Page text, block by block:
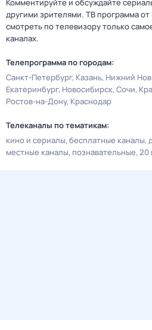
Комментируйте и обсуждайте
другими зрителями. ТВ программа
смотреть по телевизору только
каналах.
Телепрограмма по городам:
Санкт-Петербург Казань Нижний
Екатеринбург Новосибирск Сочи
Ростов-на-Дону Краснодар
Телеканалы по тематикам:
кино и сериалы бесплатные каналы
местные каналы познавательные 20